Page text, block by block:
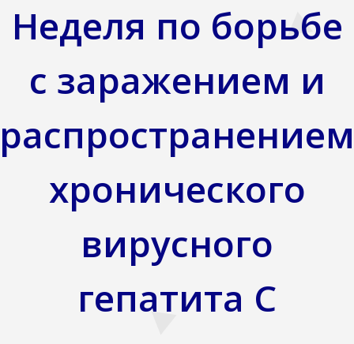
Неделя по борьбе
с заражением и
распространением
хронического
вирусного
гепатита С